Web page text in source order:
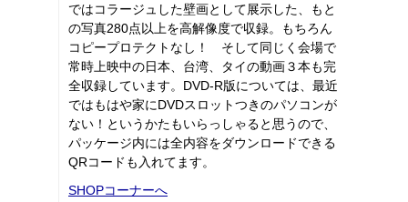
ではコラージュした壁画として展示した、もと
の写真280点以上を高解像度で収録。もちろん
コピープロテクトなし！ そして同じく会場で
常時上映中の日本、台湾、タイの動画３本も完
全収録しています。DVD-R版については、最近
ではもはや家にDVDスロットつきのパソコンが
ない！というかたもいらっしゃると思うので、
パッケージ内には全内容をダウンロードできる
QRコードも入れてます。
SHOPコーナーへ